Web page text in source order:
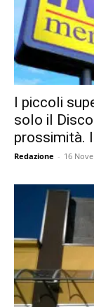
I piccoli
solo il
prossimità. I
Redazione - 16